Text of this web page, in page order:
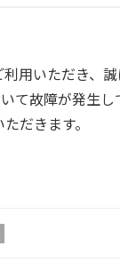
いただき、誠
故障が発生
だきます。